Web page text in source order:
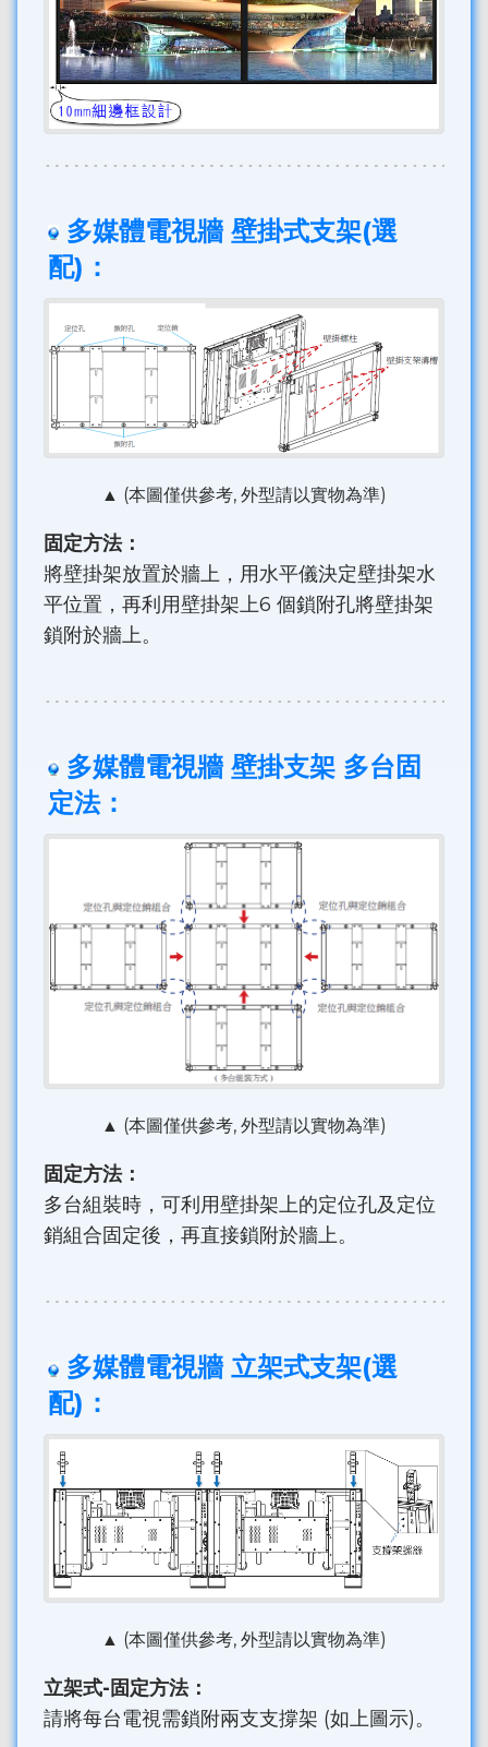
多媒體電視牆 壁掛式支架(選
配)：
▲ (本圖僅供參考, 外型請以實物為準)
固定方法：
將壁掛架放置於牆上，用水平儀決定壁掛架水
平位置，再利用壁掛架上6 個鎖附孔將壁掛架
鎖附於牆上。
多媒體電視牆 壁掛支架 多台固
定法：
▲ (本圖僅供參考, 外型請以實物為準)
固定方法：
多台組裝時，可利用壁掛架上的定位孔及定位
銷組合固定後，再直接鎖附於牆上。
多媒體電視牆 立架式支架(選
配)：
▲ (本圖僅供參考, 外型請以實物為準)
立架式-固定方法：
請將每台電視需鎖附兩支支撐架 (如上圖示)。